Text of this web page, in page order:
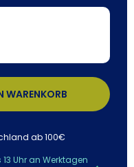
WARENKORB
ab 100€
Uhr an Werktagen